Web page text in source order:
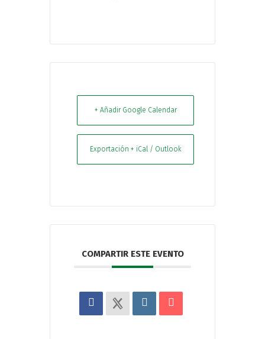
+ Añadir Google Calendar
Exportación + iCal / Outlook
COMPARTIR ESTE EVENTO